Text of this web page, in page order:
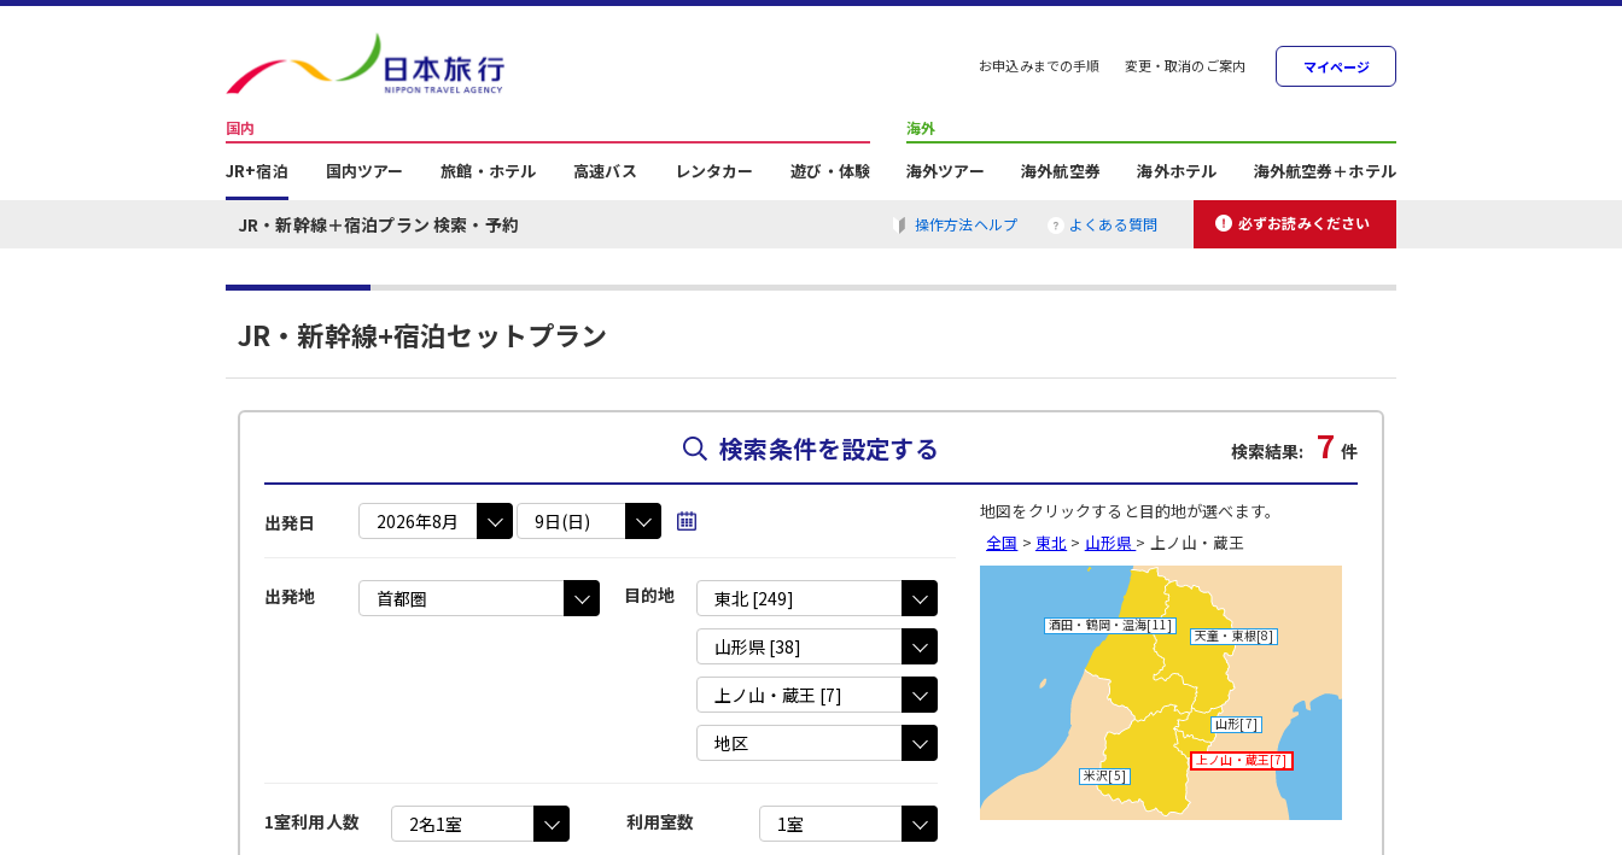
お申込みまでの手順 変更・取消のご案内 マイページ
国内
JR+宿泊 国内ツアー 旅館・ホテル 高速バス レンタカー 遊び・体験
海外
海外ツアー 海外航空券 海外ホテル 海外航空券＋ホテル
JR・新幹線＋宿泊プラン 検索・予約 操作方法ヘルプ よくある質問 必ずお読みください
JR・新幹線+宿泊セットプラン
検索条件を設定する 検索結果: 7 件
出発日
出発地 目的地
1室利用人数 利用室数
地図をクリックすると目的地が選べます。
全国 > 東北 > 山形県 > 上ノ山・蔵王
天童・東根[8]
山形[7]
上ノ山・蔵王[7]
米沢[5]
酒田・鶴岡・温海[11]